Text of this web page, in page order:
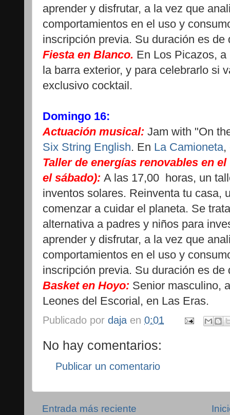
aprender y disfrutar, a la vez que
comportamientos en el uso y
inscripción previa. Su duración es de
Fiesta en Blanco. En Los Picazos,
la barra exterior, y para celebrarlo si
exclusivo cocktail.
Domingo 16:
Actuación musical: Jam with "On
Six String English. En La Camioneta,
Taller de energías renovables en
el sábado): A las 17,00 horas, un
inventos solares. Reinventa tu casa,
comenzar a cuidar el planeta. Se
alternativa a padres y niños para
aprender y disfrutar, a la vez que
comportamientos en el uso y
inscripción previa. Su duración es de
Basket en Hoyo: Senior masculino,
Leones del Escorial, en Las Eras.
Publicado por daja en 0:01
No hay comentarios:
Publicar un comentario
Entrada más reciente